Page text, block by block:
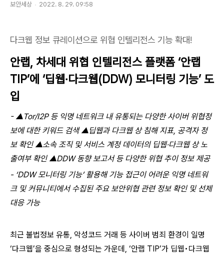
보안세상 2022. 8. 29. 09:58
다크웹 정보 큐레이션으로 위협 인텔리전스 기능 확대!
안랩, 차세대 위협 인텔리전스 플랫폼 ‘안랩
TIP’에 ‘딥웹∙다크웹(DDW) 모니터링 기능’ 도
입
- ▲Tor/I2P 등 익명 네트워크 내 유통되는 다양한 사이버 위협정
보에 대한 키워드 검색 ▲딥웹과 다크웹 상 침해 지표, 공격자 정
보 확인 ▲소속 조직 및 서비스 계정 데이터의 딥웹·다크웹 상 노
출여부 확인 ▲DDW 동향 보고서 등 다양한 위협 추이 정보 제공
- ‘DDW 모니터링 기능’ 활용해 기능 접근이 어려운 익명 네트워
크 및 커뮤니티에서 수집된 주요 보안위협 관련 정보 확인 및 선제
대응 가능
최근 불법정보 유통, 악성코드 거래 등 사이버 범죄 환경이 일명
‘다크웹’을 중심으로 형성되는 가운데, ‘안랩 TIP’가 딥웹•다크웹